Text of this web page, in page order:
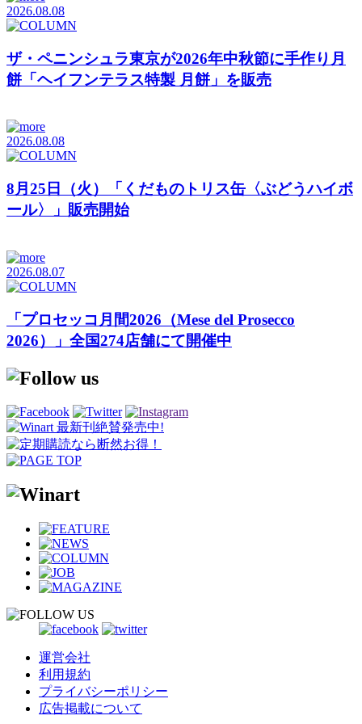
2026.08.08
ザ・ペニンシュラ東京が2026年中秋節に手作り月
餅「ヘイフンテラス特製 月餅」を販売
2026.08.08
8月25日（火）「くだものトリス缶〈ぶどうハイボ
ール〉」販売開始
2026.08.07
「プロセッコ月間2026（Mese del Prosecco
2026）」全国274店舗にて開催中
運営会社
利用規約
プライバシーポリシー
広告掲載について